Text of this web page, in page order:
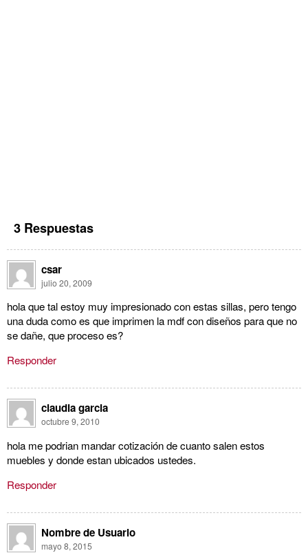
3 Respuestas
csar
julio 20, 2009
hola que tal estoy muy impresionado con estas sillas, pero tengo
una duda como es que imprimen la mdf con diseños para que no
se dañe, que proceso es?
Responder
claudia garcia
octubre 9, 2010
hola me podrian mandar cotización de cuanto salen estos
muebles y donde estan ubicados ustedes.
Responder
Nombre de Usuario
mayo 8, 2015